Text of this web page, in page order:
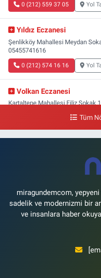
0 (212) 559 37 05 Yol
Yıldız Eczanesi
Şenlikköy Mahallesi Meydan
05455741616
0 (212) 574 16 16 Yol
Volkan Eczanesi
Kartaltepe Mahallesi Filiz Sokak
Yeşilköy Mahallesi Doğruyol
0 (212) 663 11 97
Tüm
miragundemcom,
sadelik ve modernizmi bir
ve insanlara haber